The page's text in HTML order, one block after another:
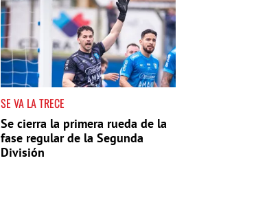
SE VA LA TRECE
Se cierra la primera rueda de la
fase regular de la Segunda
División